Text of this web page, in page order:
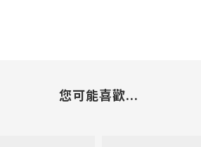
您可能喜歡...